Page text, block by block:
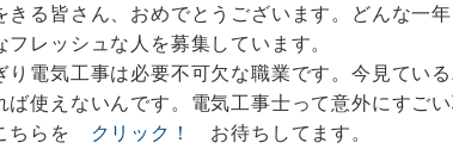
きる皆さん、おめでとうございます。どんな一
レッシュな人を募集しています。
り電気工事は必要不可欠な職業です。今見てい
ば使えないんです。電気工事士って意外にすごい
ちらを クリック！ お待ちしてます。